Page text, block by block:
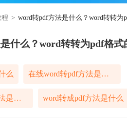
程 > word转pdf方法是什么？word转转为
什么？word转转为pdf格式
么 在线word转pdf方法是什么
word转换成pdf方法是什么 word转成pdf方法是什么